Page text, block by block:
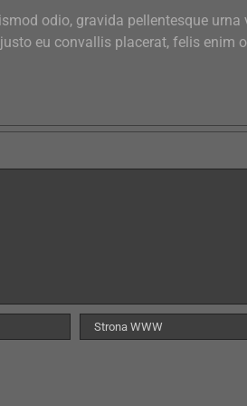
odio, gravida pellentesque urna
eu convallis placerat, felis enim